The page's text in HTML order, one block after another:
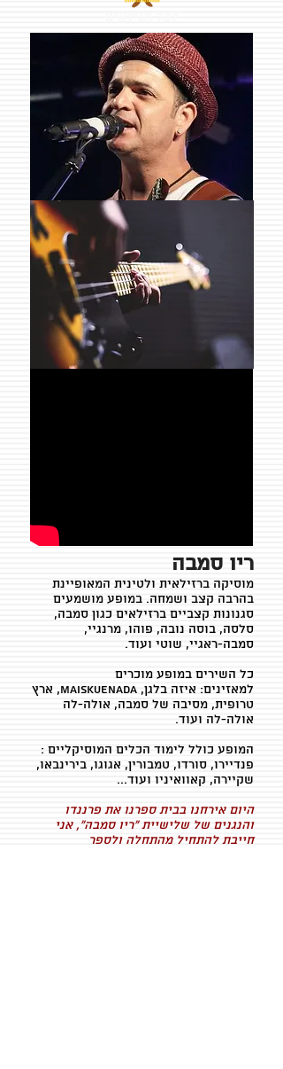
ריו סמבה
מוסיקה ברזילאית ולטינית המאופיינת
בהרבה קצב ושמחה. במופע מושמעים
סגנונות קצביים ברזילאים כגון סמבה,
סלסה, בוסה נובה, פוהו, מרנגיי,
סמבה-ראגיי, שוטי ועוד.
כל השירים במופע מוכרים
למאזינים: איזה בלגן, Maiskuenada, ארץ
טרופית, מסיבה של סמבה, אולה-לה
אולה-לה ועוד.
המופע כולל לימוד הכלים המוסיקליים :
פנדיירו, סורדו, טמבורין, אגוגו, בירינבאו,
שקיירה, קאוואיניו ועוד...
היום אירחנו בבית ספרנו את פרננדו
והנגנים של שלישיית "ריו סמבה", אני
חייבת להתחיל מהתחלה ולספר